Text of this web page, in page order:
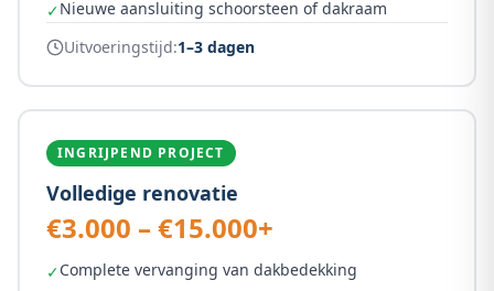
✓Nieuwe aansluiting schoorsteen of dakraam
Uitvoeringstijd:1–3 dagen
INGRIJPEND PROJECT
Volledige renovatie
€3.000 – €15.000+
✓Complete vervanging van dakbedekking